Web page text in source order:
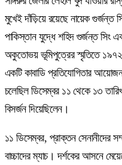
মুখেই দাঁড়িয়ে রয়েছে নায়েক গুর্জন্ত
পাকিস্তান যুদ্ধে শহিদ গুর্জন্ত সিং
অকুতোভয় ভূমিপুত্রের স্মৃতিতে ১৯৭২
একটি কাবাডি প্রতিযোগিতার
চলেছিল ডিসেম্বর ১১ থেকে ১৩
বিসর্জন দিয়েছিলেন।
১১ ডিসেম্বর, প্রাক্তন সেনানীদের
বাচ্চাদের ম্যাচ। দর্শকের আসনে